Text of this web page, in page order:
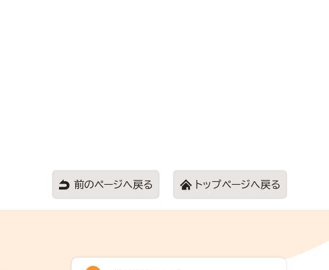
前のページへ戻る トップページへ戻る